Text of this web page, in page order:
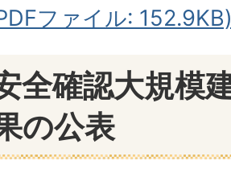
ファイル:
全確認大規模
の公表